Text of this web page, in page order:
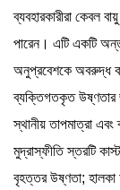
ব্যবহারকারীরা কেবল
পারেন। এটি একটি
অনুপ্রবেশকে অবরুদ্ধ
ব্যক্তিগতকৃত উষ্ণতার
স্থানীয় তাপমাত্রা
মুদ্রাস্ফীতি স্তরটি
বৃহত্তর উষ্ণতা;